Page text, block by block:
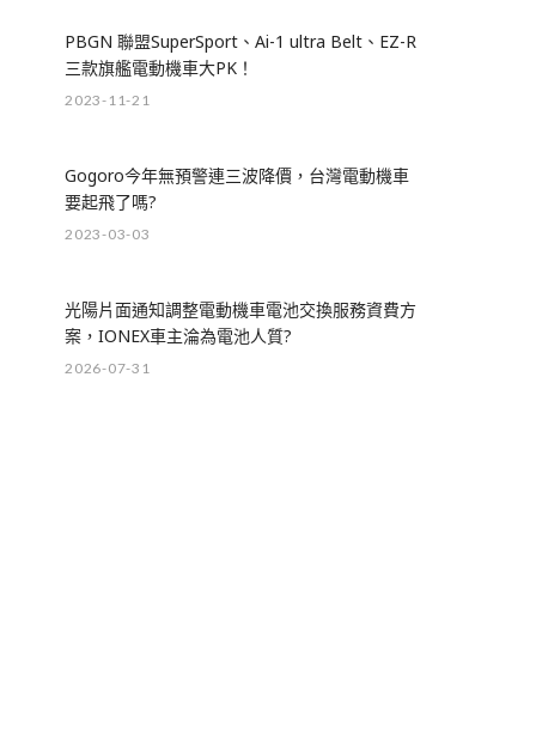
PBGN 聯盟SuperSport、Ai-1 ultra Belt、EZ-R
三款旗艦電動機車大PK！
2023-11-21
Gogoro今年無預警連三波降價，台灣電動機車
要起飛了嗎?
2023-03-03
光陽片面通知調整電動機車電池交換服務資費方
案，IONEX車主淪為電池人質?
2026-07-31